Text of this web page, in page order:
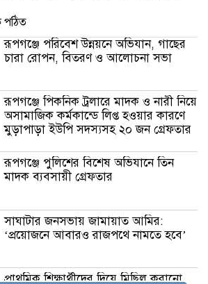
পঠিত
রূপগঞ্জে পরিবেশ উন্নয়নে অভিযান, গাছের
চারা রোপন, বিতরণ ও আলোচনা সভা
রূপগঞ্জে পিকনিক ট্রলারে মাদক ও নারী নিয়ে
অসামাজিক কর্মকান্ডে লিপ্ত হওয়ার কারণে
মুড়াপাড়া ইউপি সদস্যসহ ২০ জন গ্রেফতার
রূপগঞ্জে পুলিশের বিশেষ অভিযানে তিন
মাদক ব্যবসায়ী গ্রেফতার
সাঘাটার জনসভায় জামায়াত আমির:
‘প্রয়োজনে আবারও রাজপথে নামতে হবে’
প্রাথমিক শিক্ষার্থীদের দিয়ে মিছিল করানো